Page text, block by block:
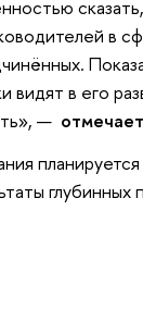
в
в его
—